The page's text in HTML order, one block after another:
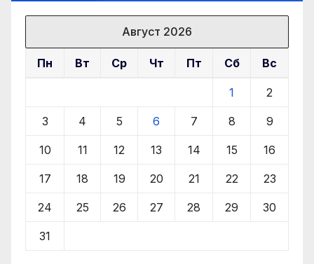
Август 2026
Пн Вт Ср Чт Пт Сб Вс
1 2
3 4 5 6 7 8 9
10 11 12 13 14 15 16
17 18 19 20 21 22 23
24 25 26 27 28 29 30
31